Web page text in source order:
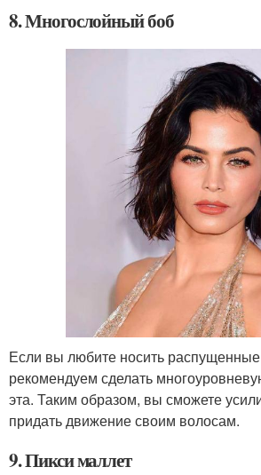
8. Многослойный боб
Если вы любите носить
рекомендуем сделать
эта. Таким образом, вы сможете
придать движение своим волосам.
9. Пикси маллет